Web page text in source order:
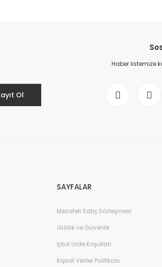
Ol
Haber listemize
SAYFALAR
Mesafeli Satış Sözleşmesi
Gizlilik ve Güvenlik
İptal İade Koşullari
Kişisel Veriler Politikası